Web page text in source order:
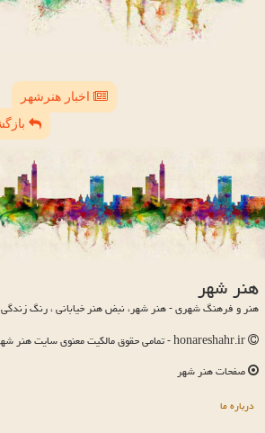
اخبار هنرشهر
هنر شهر
هنر و فرهنگ شهری - هنر شهر، نبض هنر خیابانی ، رنگ زندگی
صفحات هنر شهر
درباره ما